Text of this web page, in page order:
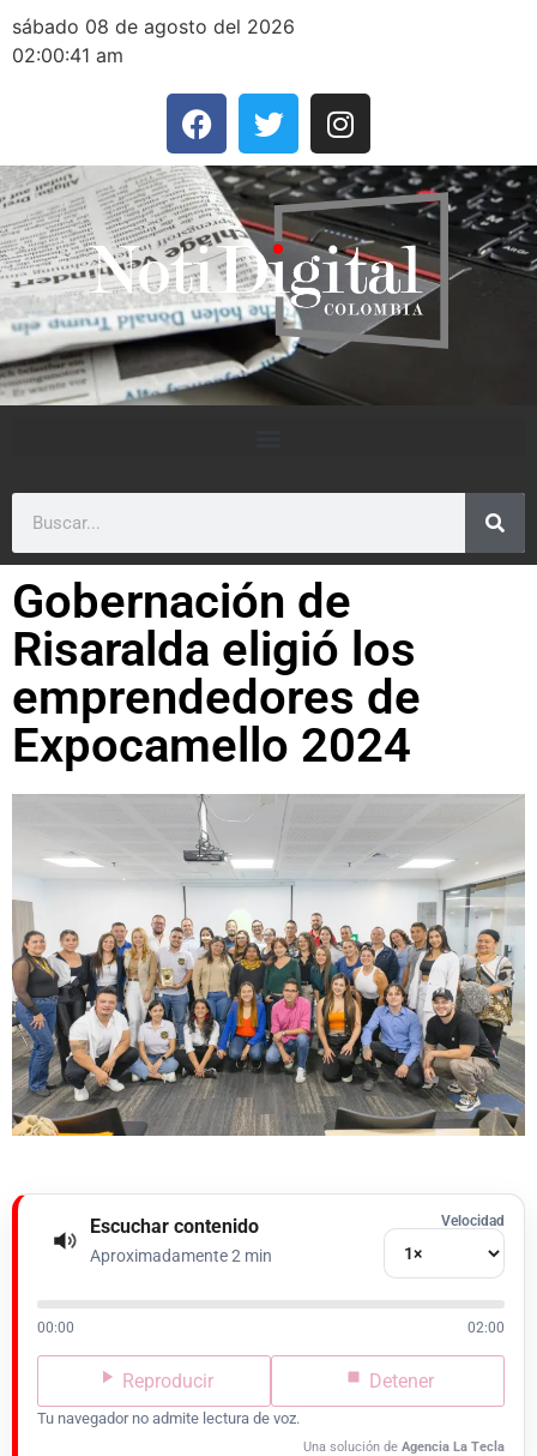
sábado 08 de agosto del 2026
02:00:41 am
Gobernación de
Risaralda eligió los
emprendedores de
Expocamello 2024
Escuchar contenido
Aproximadamente 2 min
Velocidad
00:00 02:00
Reproducir Detener
Tu navegador no admite lectura de voz.
Una solución de Agencia La Tecla